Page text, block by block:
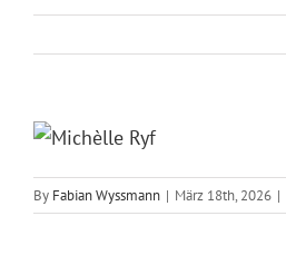
By Fabian Wyssmann | März 18th, 2026 |